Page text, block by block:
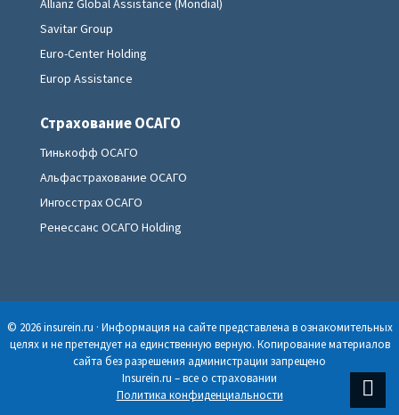
Allianz Global Assistance (Mondial)
Savitar Group
Euro-Center Holding
Europ Assistance
Страхование ОСАГО
Тинькофф ОСАГО
Альфастрахование ОСАГО
Ингосстрах ОСАГО
Ренессанс ОСАГО Holding
© 2026 insurein.ru · Информация на сайте представлена в ознакомительных
целях и не претендует на единственную верную. Копирование материалов
сайта без разрешения администрации запрещено
Insurein.ru – все о страховании
Политика конфиденциальности